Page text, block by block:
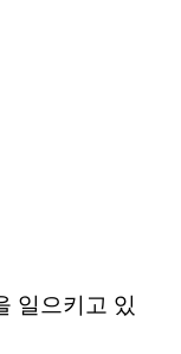
일으키고 있